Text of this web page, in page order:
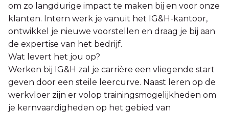
om zo langdurige impact te maken bij en voor onze
klanten. Intern werk je vanuit het IG&H-kantoor,
ontwikkel je nieuwe voorstellen en draag je bij aan
de expertise van het bedrijf.
Wat levert het jou op?
Werken bij IG&H zal je carrière een vliegende start
geven door een steile leercurve. Naast leren op de
werkvloer zijn er volop trainingsmogelijkheden om
je kernvaardigheden op het gebied van